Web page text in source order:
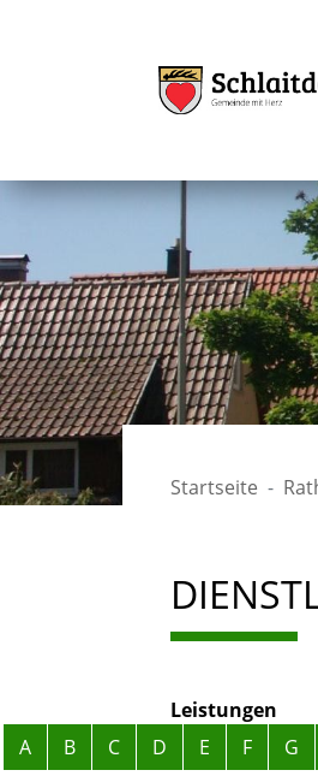
Startseite
Leistungen
Alphabetisches
A B C D E F G